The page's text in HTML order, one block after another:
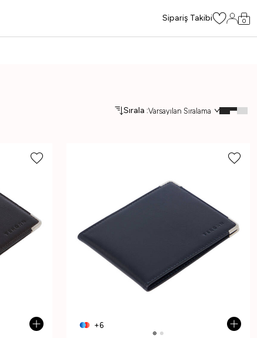
Sipariş Takibi 0
Sırala :
+6